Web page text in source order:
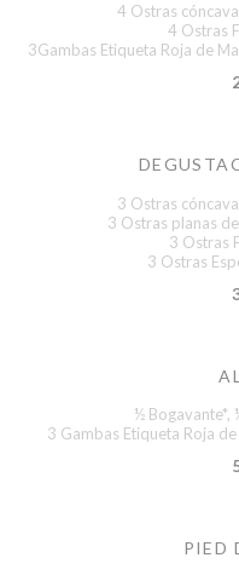
4 Ostras
4 Ostras
3Gambas Etiqueta Roja de
3 Ostras
3 Ostras planas
3 Ostras
3 Ostras
½ Bogavante*,
3 Gambas Etiqueta Roja
PIED